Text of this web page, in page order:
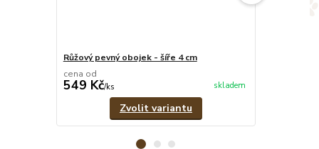
Růžový pevný obojek - šíře 4 cm
cena od
549 Kč/ks skladem
Zvolit variantu